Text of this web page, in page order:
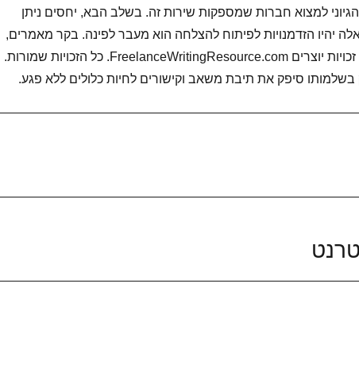
למצוא חברות שמספקות שירות זה. בשלב הבא, יחסים ניתן
יהיו הזדמנויות לפיתוח להצלחה הוא מעבר לפינה. בקר מאמרים,
משאבים, חדשות וטיפים על זכויות יוצרים FreelanceWritingResource.com. כל הזכויות שמורות.
סיפק את תיבת משאב וקישורים לחיות כלולים ללא פגע.